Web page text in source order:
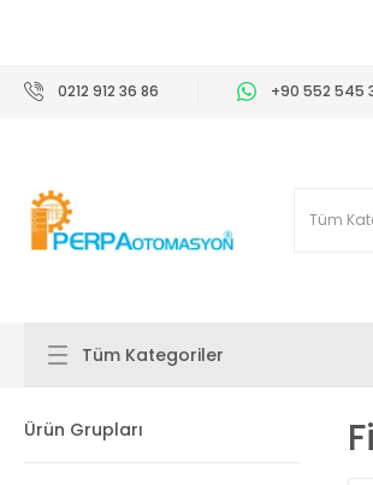
0212 912 36 86 +90 552 545
Tüm Kategoriler
Ürün Grupları